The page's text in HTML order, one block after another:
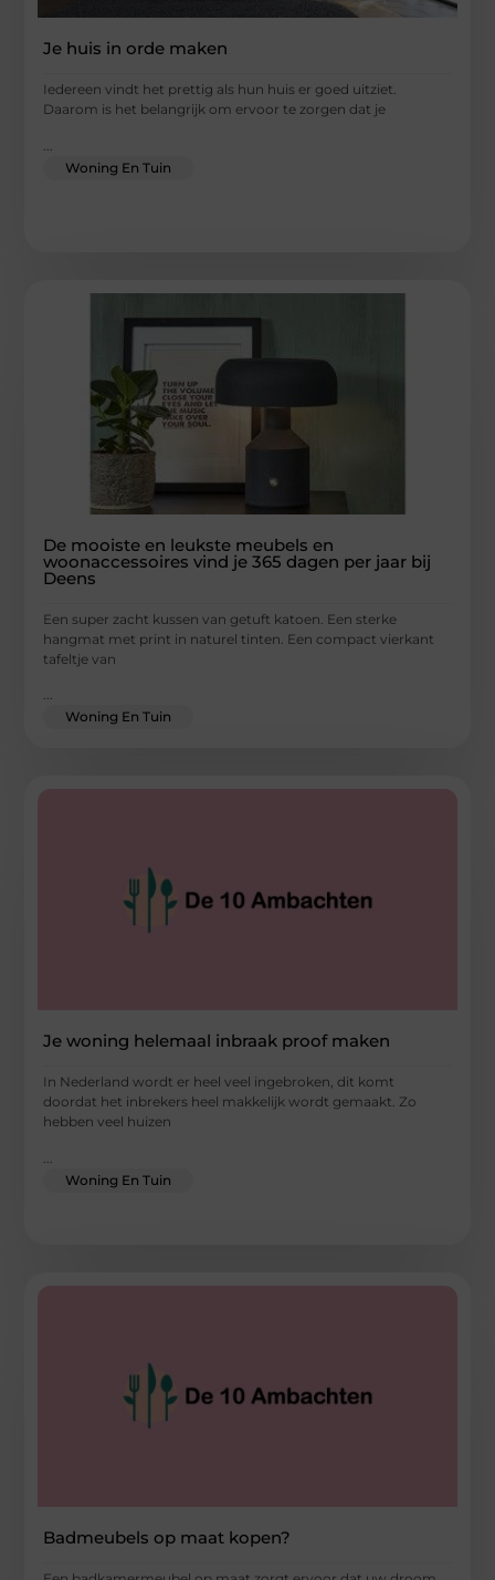
Je huis in orde maken
Iedereen vindt het prettig als hun huis er goed uitziet.
Daarom is het belangrijk om ervoor te zorgen dat je
Woning En Tuin
De mooiste en leukste meubels en
woonaccessoires vind je 365 dagen per jaar bij
Deens
Een super zacht kussen van getuft katoen. Een sterke
hangmat met print in naturel tinten. Een compact vierkant
tafeltje van
...
Woning En Tuin
Je woning helemaal inbraak proof maken
In Nederland wordt er heel veel ingebroken, dit komt
doordat het inbrekers heel makkelijk wordt gemaakt. Zo
hebben veel huizen
Woning En Tuin
Badmeubels op maat kopen?